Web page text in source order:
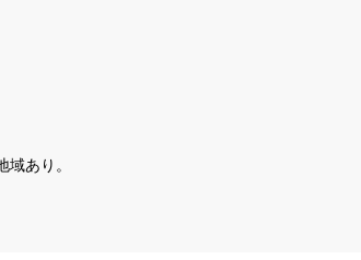
あり。